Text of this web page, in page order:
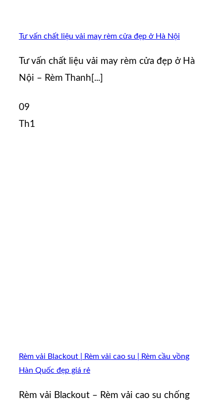
Tư vấn chất liệu vải may rèm cửa đẹp ở Hà Nội
Tư vấn chất liệu vải may rèm cửa đẹp ở Hà
Nội – Rèm Thanh[...]
09
Th1
Rèm vải Blackout | Rèm vải cao su | Rèm cầu vồng
Hàn Quốc đẹp giá rẻ
Rèm vải Blackout – Rèm vải cao su chống